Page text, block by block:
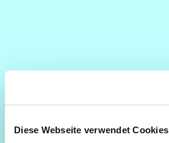
Diese Webseite verwendet Cookies